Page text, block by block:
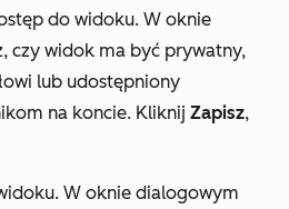
do widoku. W oknie
czy widok ma być prywatny,
lub udostępniony
na koncie. Kliknij Zapisz,
W oknie dialogowym